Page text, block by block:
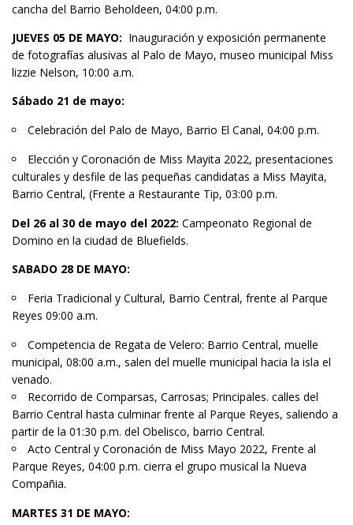
cancha del Barrio Beholdeen, 04:00 p.m.
JUEVES 05 DE MAYO: Inauguración y exposición permanente
de fotografías alusivas al Palo de Mayo, museo municipal Miss
lizzie Nelson, 10:00 a.m.
Sábado 21 de mayo:
Celebración del Palo de Mayo, Barrio El Canal, 04:00 p.m.
Elección y Coronación de Miss Mayita 2022, presentaciones
culturales y desfile de las pequeñas candidatas a Miss Mayita,
Barrio Central, (Frente a Restaurante Tip, 03:00 p.m.
Del 26 al 30 de mayo del 2022: Campeonato Regional de
Domino en la ciudad de Bluefields.
SABADO 28 DE MAYO:
Feria Tradicional y Cultural, Barrio Central, frente al Parque
Reyes 09:00 a.m.
Competencia de Regata de Velero: Barrio Central, muelle
municipal, 08:00 a.m., salen del muelle municipal hacia la isla el
venado.
Recorrido de Comparsas, Carrosas; Principales. calles del
Barrio Central hasta culminar frente al Parque Reyes, saliendo a
partir de la 01:30 p.m. del Obelisco, barrio Central.
Acto Central y Coronación de Miss Mayo 2022, Frente al
Parque Reyes, 04:00 p.m. cierra el grupo musical la Nueva
Compañia.
MARTES 31 DE MAYO: